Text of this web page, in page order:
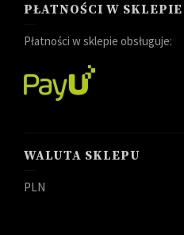
PŁATNOŚCI W SKLEPIE
Płatności w sklepie obsługuje:
WALUTA SKLEPU
PLN